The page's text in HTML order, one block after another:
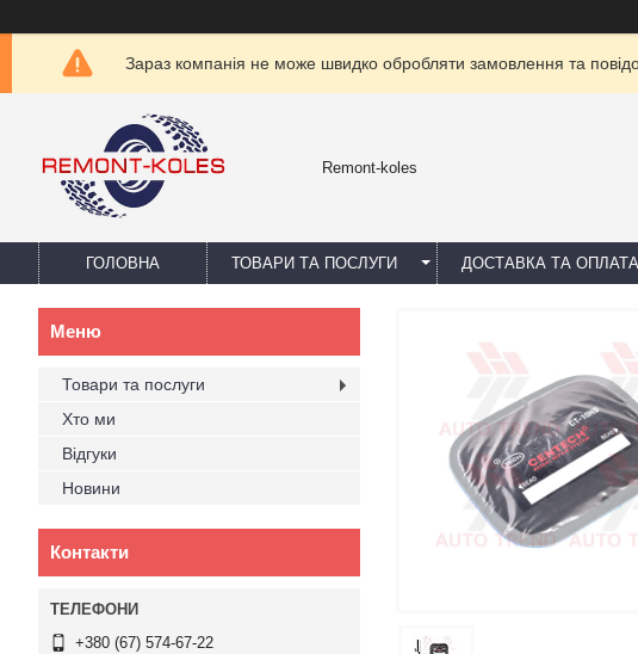
Зараз компанія не може швидко обробляти замовлення та
Remont-koles
ГОЛОВНА ТОВАРИ ТА ПОСЛУГИ ДОСТАВКА ТА ОПЛАТА
Товари та послуги
Хто ми
Відгуки
Новини
Контакти
+380 (67) 574-67-22